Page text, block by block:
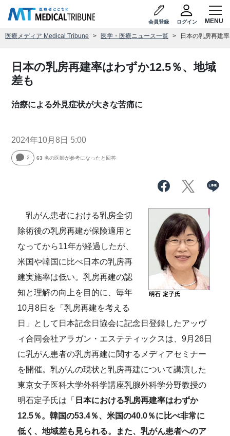
会員登録 ログイン
医療メディア Medical Tribune 医学・医療ニュース一覧 日本の乳房再建
日本の乳房再建率はわずか12.5％、地域
差も
治療による外見症状が大きな苦痛に
2024年10月8日 5:00
2 63 名の医師が参考になったと回答
乳がん患者における乳房全切
除術後の乳房再建が保険適用と
なってから11年が経過したが、
米国や韓国に比べ日本の乳房再
建実施率は低い。乳房再建の認
知と理解の向上を目的に、毎年
10月8日を「乳房再建を考える
日」として日本記念日協会に記念日登録したアッヴ
ィ合同会社アラガン・エステティックスは、9月26日
に乳がん患者の乳房再建に関するメディアセミナー
を開催。乳がんの現状と乳房再建について講演した
東京女子医科大学外科学講座乳腺外科学分野教授の
明石定子氏は「 日本における乳房再建率はわずか
12.5％。韓国の53.4％、米国の40.0％に比べ非常に
低く、地域差も見られる。また、乳がん患者へのア